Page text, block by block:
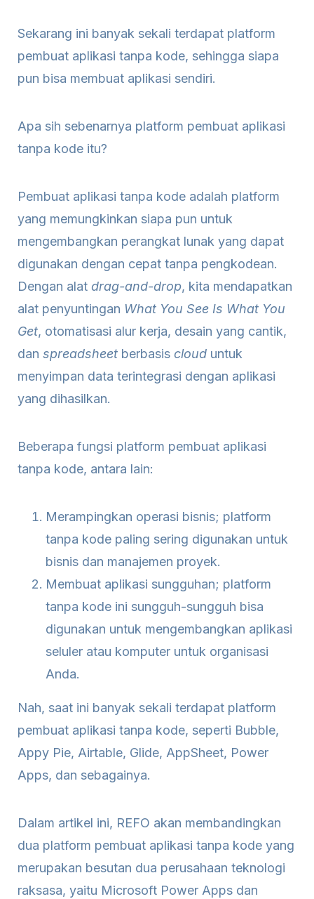
Sekarang ini banyak sekali terdapat platform
pembuat aplikasi tanpa kode, sehingga siapa
pun bisa membuat aplikasi sendiri.
Apa sih sebenarnya platform pembuat aplikasi
tanpa kode itu?
Pembuat aplikasi tanpa kode adalah platform
yang memungkinkan siapa pun untuk
mengembangkan perangkat lunak yang dapat
digunakan dengan cepat tanpa pengkodean.
Dengan alat drag-and-drop, kita mendapatkan
alat penyuntingan What You See Is What You
Get, otomatisasi alur kerja, desain yang cantik,
dan spreadsheet berbasis cloud untuk
menyimpan data terintegrasi dengan aplikasi
yang dihasilkan.
Beberapa fungsi platform pembuat aplikasi
tanpa kode, antara lain:
Merampingkan operasi bisnis; platform
tanpa kode paling sering digunakan untuk
bisnis dan manajemen proyek.
Membuat aplikasi sungguhan; platform
tanpa kode ini sungguh-sungguh bisa
digunakan untuk mengembangkan aplikasi
seluler atau komputer untuk organisasi
Anda.
Nah, saat ini banyak sekali terdapat platform
pembuat aplikasi tanpa kode, seperti Bubble,
Appy Pie, Airtable, Glide, AppSheet, Power
Apps, dan sebagainya.
Dalam artikel ini, REFO akan membandingkan
dua platform pembuat aplikasi tanpa kode yang
merupakan besutan dua perusahaan teknologi
raksasa, yaitu Microsoft Power Apps dan